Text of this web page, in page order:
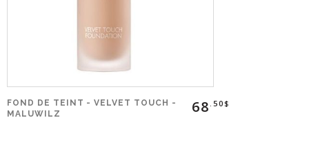
FOND DE TEINT - VELVET TOUCH -
MALUWILZ
68 .50$